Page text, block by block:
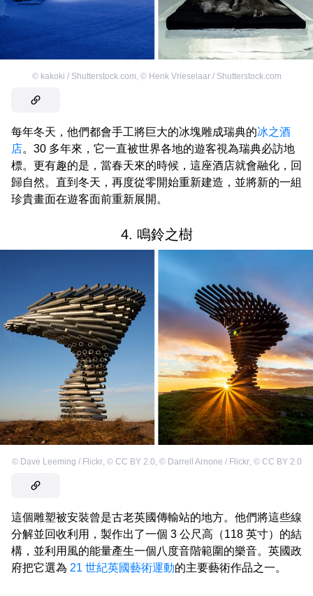
© kakoki / Shutterstock.com © Henk Vrieselaar / Shutterstock.com
每年冬天，他們都會手工將巨大的冰塊雕成瑞典的冰之酒
店。30 多年來，它一直被世界各地的遊客視為瑞典必訪地
標。更有趣的是，當春天來的時候，這座酒店就會融化，回
歸自然。直到冬天，再度從零開始重新建造，並將新的一組
珍貴畫面在遊客面前重新展開。
4. 鳴鈴之樹
© Dave Leeming / Flickr, © CC BY 2.0, © Darrell Arnone / Flickr, © CC BY 2.0
這個雕塑被安裝曾是古老英國傳輸站的地方。他們將這些線
分解並回收利用，製作出了一個 3 公尺高（118 英寸）的結
構，並利用風的能量產生一個八度音階範圍的樂音。英國政
府把它選為 21 世紀英國藝術運動的主要藝術作品之一。